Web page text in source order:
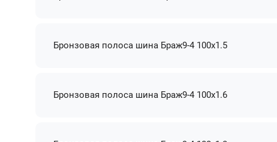
Бронзовая полоса шина Браж9-4 100х1.5
Бронзовая полоса шина Браж9-4 100х1.6